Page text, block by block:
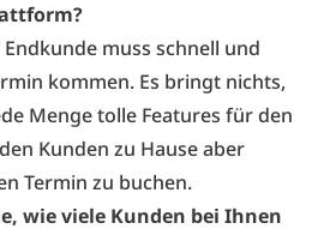
Endkunde muss schnell und
kommen. Es bringt nichts,
Menge tolle Features für den
Kunden zu Hause aber
Termin zu buchen.
wie viele Kunden bei Ihnen